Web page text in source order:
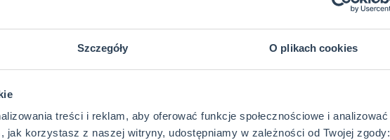
Szczegóły O plikach cookies
treści i reklam, aby oferować funkcje społecznościowe i analizować
jak korzystasz z naszej witryny, udostępniamy w zależności od Twojej zgody: